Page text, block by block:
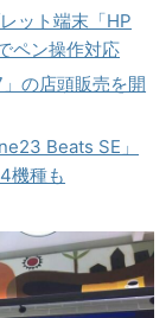
ット端末「HP
ペン操作対応
の店頭販売を開
Beats SE」
機種も